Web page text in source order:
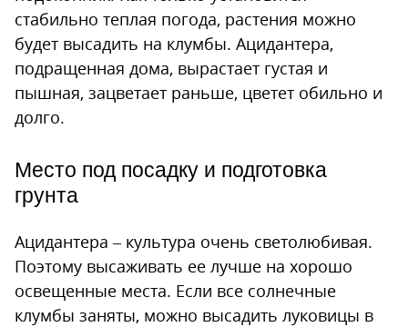
стабильно теплая погода, растения можно
будет высадить на клумбы. Ацидантера,
подращенная дома, вырастает густая и
пышная, зацветает раньше, цветет обильно и
долго.
Место под посадку и подготовка
грунта
Ацидантера – культура очень светолюбивая.
Поэтому высаживать ее лучше на хорошо
освещенные места. Если все солнечные
клумбы заняты, можно высадить луковицы в